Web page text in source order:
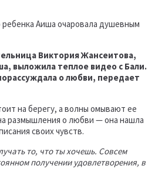
Виктория Жансеитова,
выложила теплое видео с Бали.
о любви, передает
на берегу, а волны омывают ее
размышления о любви — она нашла
своих чувств.
то, что ты хочешь. Совсем
получении удовлетворения, в